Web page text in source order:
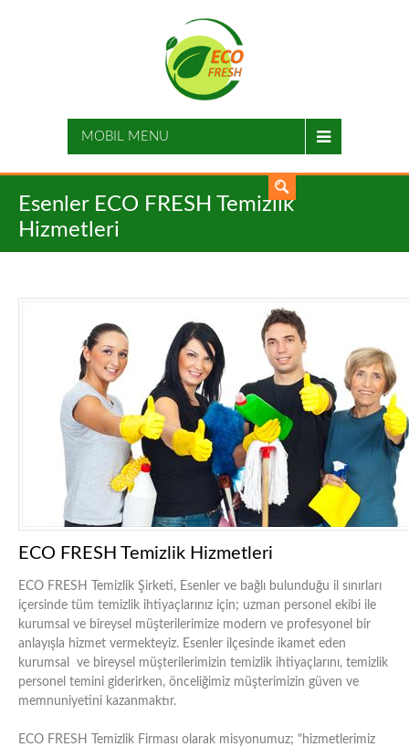
MOBIL MENU
Esenler ECO FRESH Temizlik
Hizmetleri
ECO FRESH Temizlik Hizmetleri
ECO FRESH Temizlik Şirketi, Esenler ve bağlı bulunduğu il sınırları
içersinde tüm temizlik ihtiyaçlarınız için; uzman personel ekibi ile
kurumsal ve bireysel müşterilerimize modern ve profesyonel bir
anlayışla hizmet vermekteyiz. Esenler ilçesinde ikamet eden
kurumsal ve bireysel müşterilerimizin temizlik ihtiyaçlarını, temizlik
personel temini giderirken, önceliğimiz müşterimizin güven ve
memnuniyetini kazanmaktır.
ECO FRESH Temizlik Firması olarak misyonumuz; "hizmetlerimiz